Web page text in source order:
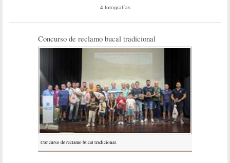
4 fotografías
Concurso de reclamo bucal tradicional
Concurso de reclamo bucal tradicional.